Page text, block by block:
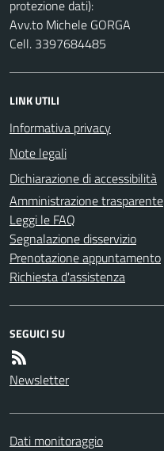
protezione dati):
Avv.to Michele GORGA
Cell. 3397684485
LINK UTILI
Informativa privacy
Note legali
Dichiarazione di accessibilità
Amministrazione trasparente
Leggi le FAQ
Segnalazione disservizio
Prenotazione appuntamento
Richiesta d'assistenza
SEGUICI SU
Newsletter
Dati monitoraggio